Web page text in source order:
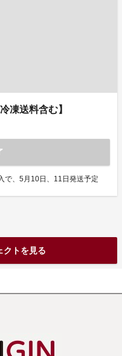
凍送料含む】
で、5月10日、11日発送予定
クトを見る